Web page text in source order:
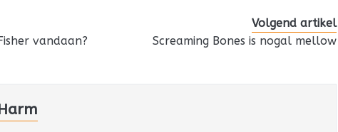
vandaan?
Volgend artikel
Screaming Bones is nogal mellow